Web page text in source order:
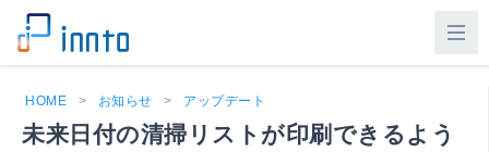
HOME > お知らせ > アップデート
未来日付の清掃リストが印刷できるよう